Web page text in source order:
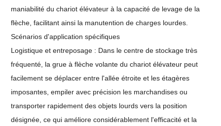
maniabilité du chariot élévateur à la capacité de levage de la
flèche, facilitant ainsi la manutention de charges lourdes.
Scénarios d'application spécifiques
Logistique et entreposage : Dans le centre de stockage très
fréquenté, la grue à flèche volante du chariot élévateur peut
facilement se déplacer entre l'allée étroite et les étagères
imposantes, empiler avec précision les marchandises ou
transporter rapidement des objets lourds vers la position
désignée, ce qui améliore considérablement l'efficacité et la